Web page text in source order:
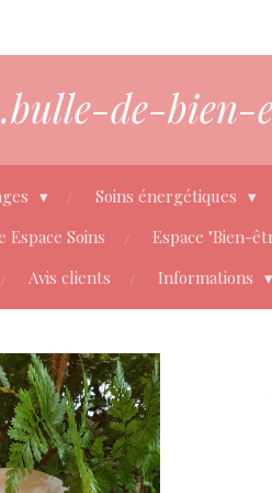
de-
Soins énergétiques
Espace Soins Espace "Bien-
Avis clients
Informations